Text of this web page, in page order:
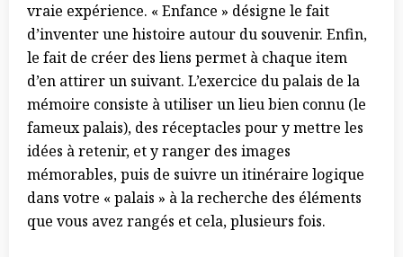
vraie expérience. « Enfance » désigne le fait
d’inventer une histoire autour du souvenir. Enfin,
le fait de créer des liens permet à chaque item
d’en attirer un suivant. L’exercice du palais de la
mémoire consiste à utiliser un lieu bien connu (le
fameux palais), des réceptacles pour y mettre les
idées à retenir, et y ranger des images
mémorables, puis de suivre un itinéraire logique
dans votre « palais » à la recherche des éléments
que vous avez rangés et cela, plusieurs fois.